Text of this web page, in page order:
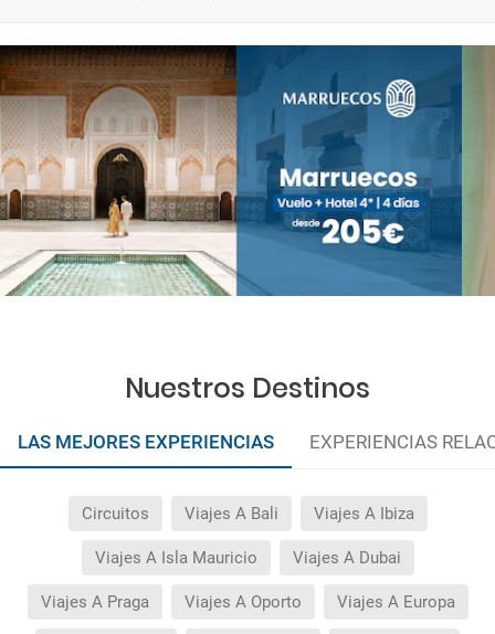
Nuestros Destinos
LAS MEJORES EXPERIENCIAS EXPERIENCIAS
Circuitos Viajes A Bali Viajes A Ibiza
Viajes A Isla Mauricio Viajes A Dubai
Viajes A Praga Viajes A Oporto Viajes A Europa